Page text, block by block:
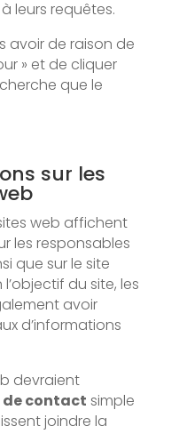
leurs requêtes.
avoir de raison de
» et de cliquer
que le
sur les
web affichent
les responsables
que sur le site
du site, les
avoir
d’informations
devraient
contact simple
joindre la